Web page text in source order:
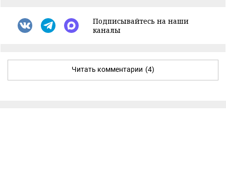
Подписывайтесь на наши
каналы
Читать комментарии (4)